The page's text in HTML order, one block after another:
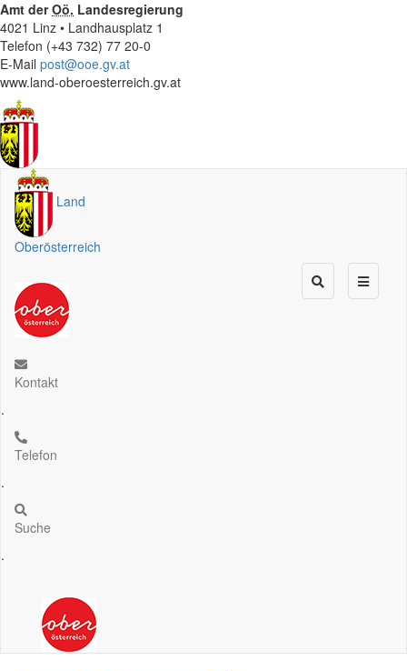
Amt derOö. Landesregierung
4021 Linz • Landhausplatz 1
Telefon (+43 732) 77 20-0
E-Mail post@ooe.gv.at
www.land-oberoesterreich.gv.at
Land
Oberösterreich
Kontakt
.
Telefon
.
Suche
.